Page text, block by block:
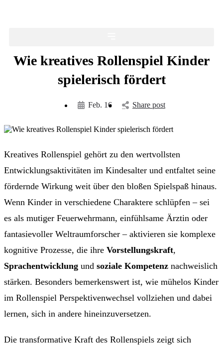
Wie kreatives Rollenspiel Kinder
spielerisch fördert
Feb. 16 Share post
Kreatives Rollenspiel gehört zu den wertvollsten
Entwicklungsaktivitäten im Kindesalter und entfaltet seine
fördernde Wirkung weit über den bloßen Spielspaß hinaus.
Wenn Kinder in verschiedene Charaktere schlüpfen – sei
es als mutiger Feuerwehrmann, einfühlsame Ärztin oder
fantasievoller Weltraumforscher – aktivieren sie komplexe
kognitive Prozesse, die ihre Vorstellungskraft,
Sprachentwicklung und soziale Kompetenz nachweislich
stärken. Besonders bemerkenswert ist, wie mühelos Kinder
im Rollenspiel Perspektivenwechsel vollziehen und dabei
lernen, sich in andere hineinzuversetzen.
Die transformative Kraft des Rollenspiels zeigt sich